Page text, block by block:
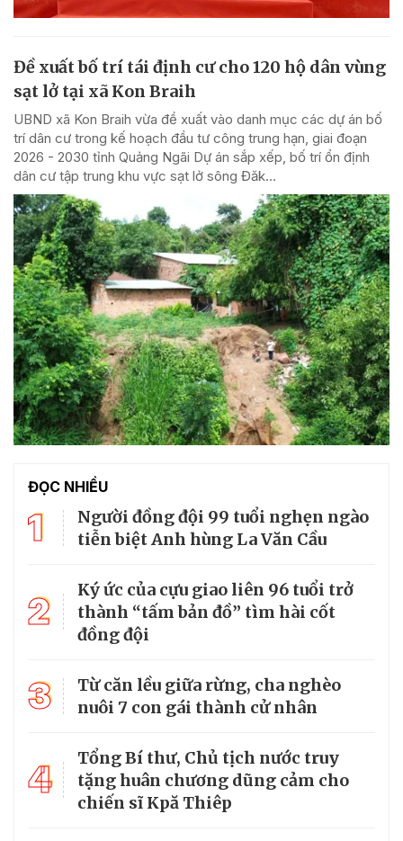
Đề xuất bố trí tái định cư cho 120 hộ dân vùng
sạt lở tại xã Kon Braih
UBND xã Kon Braih vừa đề xuất vào danh mục các dự án bố
trí dân cư trong kế hoạch đầu tư công trung hạn, giai đoạn
2026 - 2030 tỉnh Quảng Ngãi Dự án sắp xếp, bố trí ổn định
dân cư tập trung khu vực sạt lở sông Đăk...
ĐỌC NHIỀU
1
Người đồng đội 99 tuổi nghẹn ngào
tiễn biệt Anh hùng La Văn Cầu
2
Ký ức của cựu giao liên 96 tuổi trở
thành “tấm bản đồ” tìm hài cốt
đồng đội
3
Từ căn lều giữa rừng, cha nghèo
nuôi 7 con gái thành cử nhân
4
Tổng Bí thư, Chủ tịch nước truy
tặng huân chương dũng cảm cho
chiến sĩ Kpă Thiêp